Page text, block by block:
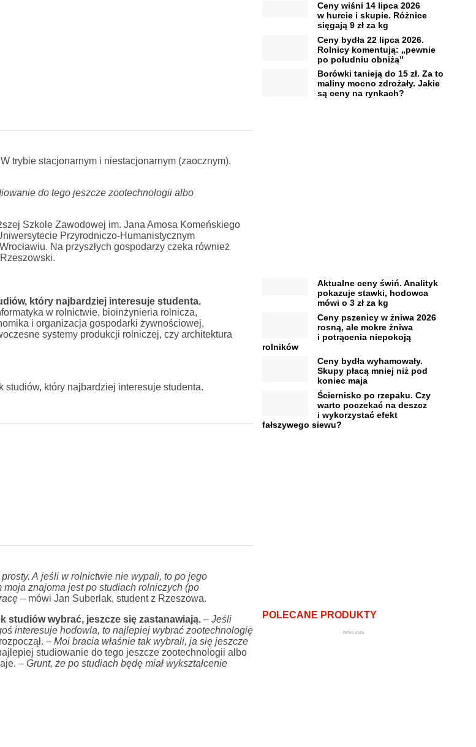
trybie stacjonarnym i niestacjonarnym (zaocznym).
do tego jeszcze zootechnologii albo
Szkole Zawodowej im. Jana Amosa Komeńskiego
Przyrodniczo-Humanistycznym
Na przyszłych gospodarzy czeka również
który najbardziej interesuje studenta.
w rolnictwie, bioinżynieria rolnicza,
i organizacja gospodarki żywnościowej,
systemy produkcji rolniczej, czy architektura
który najbardziej interesuje studenta.
A jeśli w rolnictwie nie wypali, to po jego
znajoma jest po studiach rolniczych (po
– mówi Jan Suberlak, student z Rzeszowa.
studiów wybrać, jeszcze się zastanawiają.– Jeśli
interesuje hodowla, to najlepiej wybrać zootechnologię
– Moi bracia właśnie tak wybrali, ja się jeszcze
studiowanie do tego jeszcze zootechnologii albo
– Grunt, że po studiach będę miał wykształcenie
Ceny wiśni 14 lipca 2026
w hurcie i skupie. Różnice
sięgają 9 zł za kg
Ceny bydła 22 lipca 2026.
Rolnicy komentują: „pewnie
po południu obniżą”
Borówki tanieją do 15 zł. Za to
maliny mocno zdrożały. Jakie
są ceny na rynkach?
Aktualne ceny świń. Analityk
pokazuje stawki, hodowca
mówi o 3 zł za kg
Ceny pszenicy w żniwa 2026
rosną, ale mokre żniwa
i potrącenia niepokoją
rolników
Ceny bydła wyhamowały.
Skupy płacą mniej niż pod
koniec maja
Ściernisko po rzepaku. Czy
warto poczekać na deszcz
i wykorzystać efekt
fałszywego siewu?
POLECANE PRODUKTY
REKLAMA